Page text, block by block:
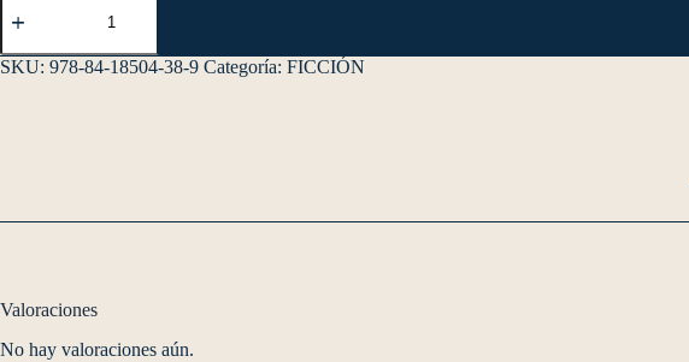
SKU: 978-84-18504-38-9 Categoría: FICCIÓN
Valoraciones
No hay valoraciones aún.